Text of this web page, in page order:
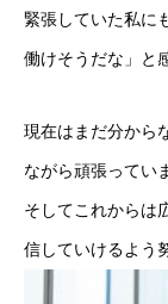
緊張していた私に
働けそうだな」と
現在はまだ分から
ながら頑張ってい
そしてこれからは
信していけるよう